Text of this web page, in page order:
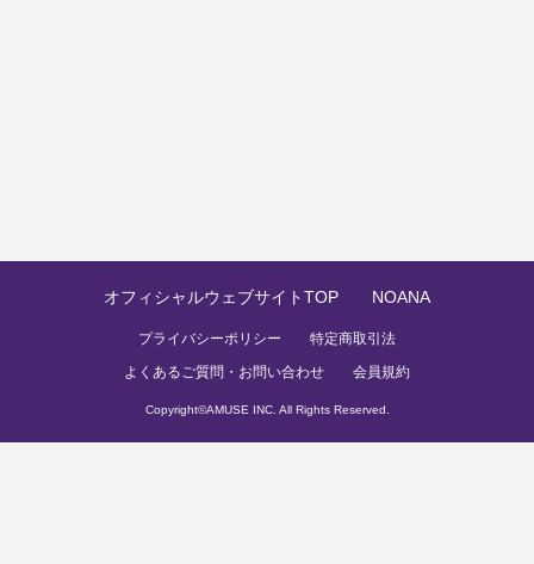
オフィシャルウェブサイトTOP NOANA
プライバシーポリシー
特定商取引法
よくあるご質問・お問い合わせ
会員規約
Copyright©AMUSE INC. All Rights Reserved.